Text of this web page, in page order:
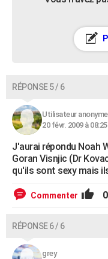
RÉPONSE 5 / 6
Utilisateur anonyme
20 févr. 2009 à 08:25
J'aurai répondu Noah
Goran Visnjic (Dr
qu'ils sont sexy mais
Commenter 0
RÉPONSE 6 / 6
grey